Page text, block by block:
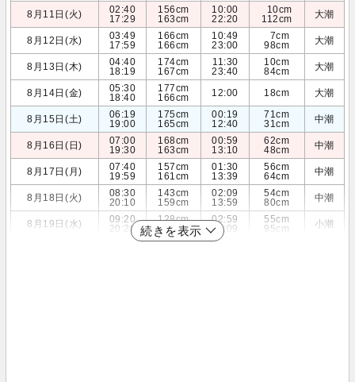
8月11日(火)
02:40
17:29
156cm
163cm
10:00
22:20
10cm
112cm
大潮
8月12日(水)
03:49
17:59
166cm
166cm
10:49
23:00
7cm
98cm
大潮
8月13日(木)
04:40
18:19
174cm
167cm
11:30
23:40
10cm
84cm
大潮
8月14日(金)
05:30
18:40
177cm
166cm
12:00 18cm 大潮
8月15日(土)
06:19
19:00
175cm
165cm
00:19
12:40
71cm
31cm
中潮
8月16日(日)
07:00
19:30
168cm
163cm
00:59
13:10
62cm
48cm
中潮
8月17日(月)
07:40
19:59
157cm
161cm
01:30
13:39
56cm
64cm
中潮
8月18日(火)
08:30
20:10
143cm
159cm
02:09
13:59
54cm
80cm
中潮
8月19日(水)
09:20
20:29
128cm
156cm
02:59
14:09
55cm
95cm
小潮
続きを表示